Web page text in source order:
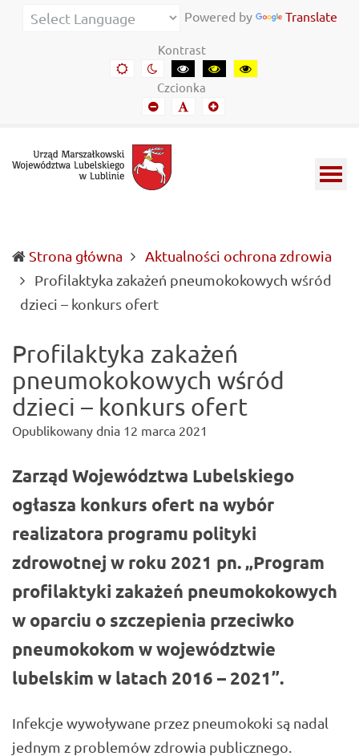
Urząd
Informacje
Lubelszczyźnie
Powered by Translate
Kontrast
Domyślny
kontrast
Kontrast
nocny
Kontrast
czarny-
biały
Kontrast
czarny-
Kontrast
żółto-
Czcionka
Mniejszy
font
Domyślny
font
Mniejszy
Strona główna
Aktualności ochrona zdrowia
Profilaktyka zakażeń pneumokokowych wśród
dzieci – konkurs ofert(current)
Profilaktyka zakażeń
pneumokokowych wśród
dzieci – konkurs ofert
Opublikowany dnia 12 marca 2021
Zarząd Województwa Lubelskiego
ogłasza konkurs ofert na wybór
realizatora programu polityki
zdrowotnej w roku 2021 pn. „Program
profilaktyki zakażeń pneumokokowych
w oparciu o szczepienia przeciwko
pneumokokom w województwie
lubelskim w latach 2016 – 2021”.
Infekcje wywoływane przez pneumokoki są nadal
jednym z problemów zdrowia publicznego.